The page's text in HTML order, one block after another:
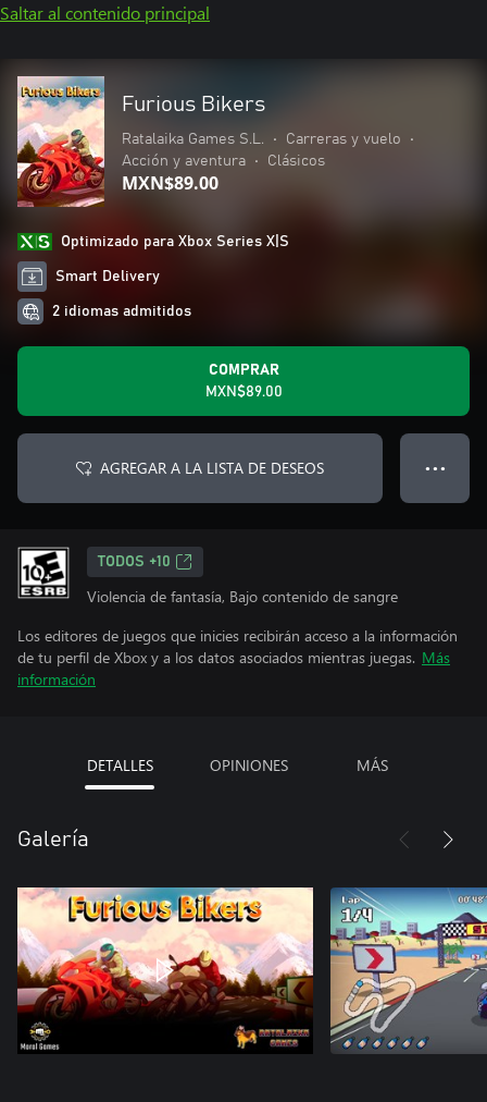
Saltar al contenido principal
Furious Bikers
Ratalaika Games S.L. • Carreras y vuelo
•
Acción y aventura
• Clásicos
MXN$89.00
Optimizado para Xbox Series X|S
Smart Delivery
2 idiomas admitidos
COMPRAR
MXN$89.00
AGREGAR A LA LISTA DE DESEOS ● ● ●
TODOS +10
Violencia de fantasía, Bajo contenido de sangre
Los editores de juegos que inicies recibirán acceso a la información
de tu perfil de Xbox y a los datos asociados mientras juegas. Más
información
DETALLES OPINIONES MÁS
Galería